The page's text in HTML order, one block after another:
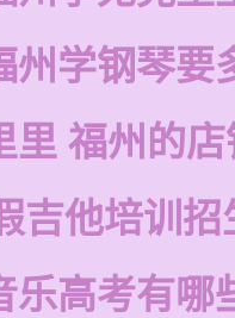
州学钢琴要
里 福州的
吉他培训招
乐高考有哪